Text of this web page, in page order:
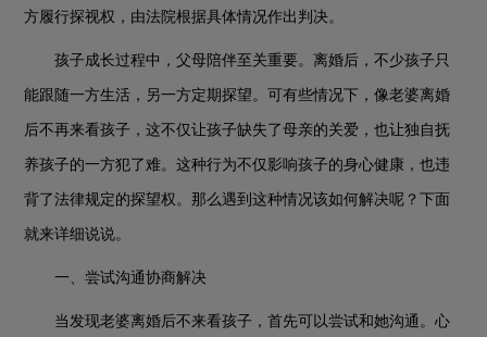
方履行探视权，由法院根据具体情况作出判决。
孩子成长过程中，父母陪伴至关重要。离婚后，不少孩子只
能跟随一方生活，另一方定期探望。可有些情况下，像老婆离婚
后不再来看孩子，这不仅让孩子缺失了母亲的关爱，也让独自抚
养孩子的一方犯了难。这种行为不仅影响孩子的身心健康，也违
背了法律规定的探望权。那么遇到这种情况该如何解决呢？下面
就来详细说说。
一、尝试沟通协商解决
当发现老婆离婚后不来看孩子，首先可以尝试和她沟通。心